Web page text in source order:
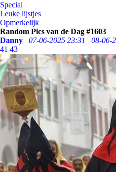
Special
Leuke lijstjes
Opmerkelijk
Random Pics van de Dag #1603
Danny
07-06-2025 23:31 08-06-
41 43